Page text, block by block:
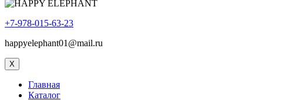
+7-978-015-63-23
happyelephant01@mail.ru
X
Главная
Каталог